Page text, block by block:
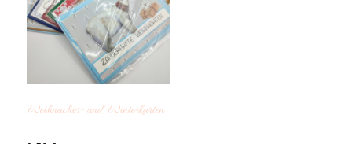
Weihnachts- und Winterkarten